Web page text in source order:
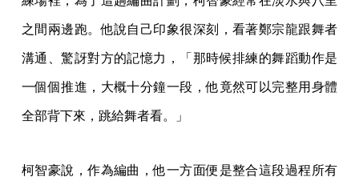
之間兩邊跑。他說自己印象很深刻，看著鄭宗龍跟舞者
溝通、驚訝對方的記憶力，「那時候排練的舞蹈動作是
一個個推進，大概十分鐘一段，他竟然可以完整用身體
全部背下來，跳給舞者看。」
柯智豪說，作為編曲，他一方面便是整合這段過程所有